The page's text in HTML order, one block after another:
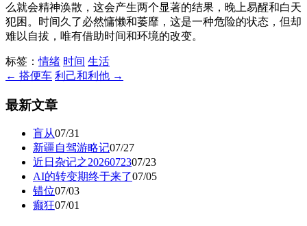
么就会精神涣散，这会产生两个显著的结果，晚上易醒和白天
犯困。时间久了必然慵懒和萎靡，这是一种危险的状态，但却
难以自拔，唯有借助时间和环境的改变。
标签：情绪 时间 生活
← 搭便车 利己和利他 →
最新文章
盲从07/31
新疆自驾游略记07/27
近日杂记之2026072307/23
AI的转变期终于来了07/05
错位07/03
癫狂07/01